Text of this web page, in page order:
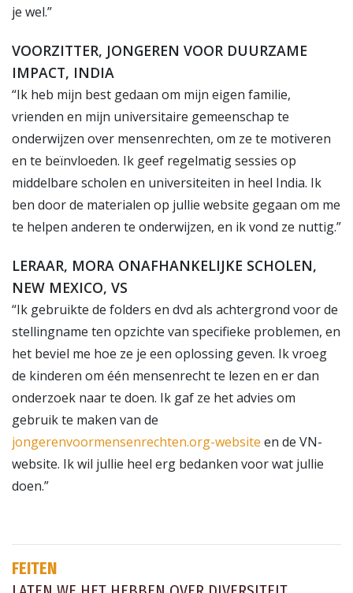
je wel.”
VOORZITTER, JONGEREN VOOR DUURZAME
IMPACT, INDIA
“Ik heb mijn best gedaan om mijn eigen familie,
vrienden en mijn universitaire gemeenschap te
onderwijzen over mensenrechten, om ze te motiveren
en te beïnvloeden. Ik geef regelmatig sessies op
middelbare scholen en universiteiten in heel India. Ik
ben door de materialen op jullie website gegaan om me
te helpen anderen te onderwijzen, en ik vond ze nuttig.”
LERAAR, MORA ONAFHANKELIJKE SCHOLEN,
NEW MEXICO, VS
“Ik gebruikte de folders en dvd als achtergrond voor de
stellingname ten opzichte van specifieke problemen, en
het beviel me hoe ze je een oplossing geven. Ik vroeg
de kinderen om één mensenrecht te lezen en er dan
onderzoek naar te doen. Ik gaf ze het advies om
gebruik te maken van de
jongerenvoormensenrechten.org-website en de VN-
website. Ik wil jullie heel erg bedanken voor wat jullie
doen.”
FEITEN